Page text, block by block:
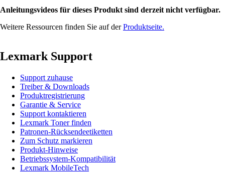
Anleitungsvideos für dieses Produkt sind derzeit nicht verfügbar.
Weitere Ressourcen finden Sie auf derProduktseite.
Lexmark Support
Support zuhause
Treiber & Downloads
Produktregistrierung
Garantie & Service
Support kontaktieren
Lexmark Toner finden
Patronen-Rücksendeetiketten
Zum Schutz markieren
Produkt-Hinweise
Betriebssystem-Kompatibilität
Lexmark MobileTech